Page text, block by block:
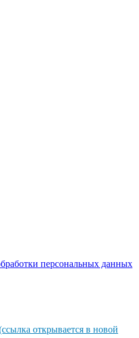
персональных данных
открывается в новой